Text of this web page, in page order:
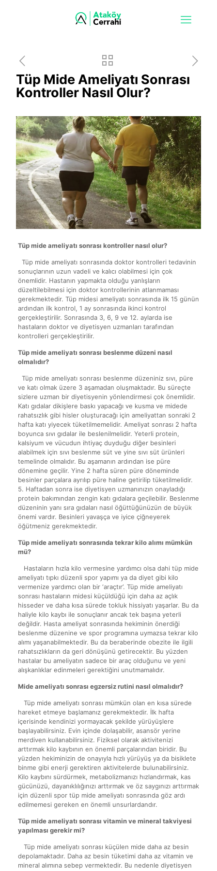
Tüp Mide Ameliyatı Sonrası
Kontroller Nasıl Olur?
Tüp mide ameliyatı sonrası kontroller nasıl olur?
Tüp mide ameliyatı sonrasında doktor kontrolleri tedavinin
sonuçlarının uzun vadeli ve kalıcı olabilmesi için çok
önemlidir. Hastanın yapmakta olduğu yanlışların
düzeltilebilmesi için doktor kontrollerinin atlanmaması
gerekmektedir. Tüp midesi ameliyatı sonrasında ilk 15 günün
ardından ilk kontrol, 1 ay sonrasında ikinci kontrol
gerçekleştirilir. Sonrasında 3, 6, 9 ve 12. aylarda ise
hastaların doktor ve diyetisyen uzmanları tarafından
kontrolleri gerçekleştirilir.
Tüp mide ameliyatı sonrası beslenme düzeni nasıl
olmalıdır?
Tüp mide ameliyatı sonrası beslenme düzeniniz sıvı, püre
ve katı olmak üzere 3 aşamadan oluşmaktadır. Bu süreçte
sizlere uzman bir diyetisyenin yönlendirmesi çok önemlidir.
Katı gıdalar dikişlere baskı yapacağı ve kusma ve midede
rahatsızlık gibi hisler oluşturacağı için ameliyattan sonraki 2
hafta katı yiyecek tüketilmemelidir. Ameliyat sonrası 2 hafta
boyunca sıvı gıdalar ile beslenilmelidir. Yeterli protein,
kalsiyum ve vücudun ihtiyaç duyduğu diğer besinleri
alabilmek için sıvı beslenme süt ve yine sıvı süt ürünleri
temelinde olmalıdır. Bu aşamanın ardından ise püre
dönemine geçilir. Yine 2 hafta süren püre döneminde
besinler parçalara ayrılıp püre haline getirilip tüketilmelidir.
5. Haftadan sonra ise diyetisyen uzmanınızın onayladığı
protein bakımından zengin katı gıdalara geçilebilir. Beslenme
düzeninin yanı sıra gıdaları nasıl öğüttüğünüzün de büyük
önemi vardır. Besinleri yavaşça ve iyice çiğneyerek
öğütmeniz gerekmektedir.
Tüp mide ameliyatı sonrasında tekrar kilo alımı mümkün
mü?
Hastaların hızla kilo vermesine yardımcı olsa dahi tüp mide
ameliyatı tıpkı düzenli spor yapımı ya da diyet gibi kilo
vermenize yardımcı olan bir ‘araçtır’. Tüp mide ameliyatı
sonrası hastaların midesi küçüldüğü için daha az açlık
hisseder ve daha kısa sürede tokluk hissiyatı yaşarlar. Bu da
haliyle kilo kaybı ile sonuçlanır ancak tek başına yeterli
değildir. Hasta ameliyat sonrasında hekiminin önerdiği
beslenme düzenine ve spor programına uymazsa tekrar kilo
alımı yaşanabilmektedir. Bu da beraberinde obezite ile ilgili
rahatsızlıkların da geri dönüşünü getirecektir. Bu yüzden
hastalar bu ameliyatın sadece bir araç olduğunu ve yeni
alışkanlıklar edinmeleri gerektiğini unutmamalıdır.
Mide ameliyatı sonrası egzersiz rutini nasıl olmalıdır?
Tüp mide ameliyatı sonrası mümkün olan en kısa sürede
hareket etmeye başlamanız gerekmektedir. İlk hafta
içerisinde kendinizi yormayacak şekilde yürüyüşlere
başlayabilirsiniz. Evin içinde dolaşabilir, asansör yerine
merdiven kullanabilirsiniz. Fiziksel olarak aktivitenizi
arttırmak kilo kaybının en önemli parçalarından biridir. Bu
yüzden hekiminizin de onayıyla hızlı yürüyüş ya da bisiklete
binme gibi enerji gerektiren aktivitelerde bulunabilirsiniz.
Kilo kaybını sürdürmek, metabolizmanızı hızlandırmak, kas
gücünüzü, dayanıklılığınızı arttırmak ve öz saygınızı arttırmak
için düzenli spor tüp mide ameliyatı sonrasında göz ardı
edilmemesi gereken en önemli unsurlardandır.
Tüp mide ameliyatı sonrası vitamin ve mineral takviyesi
yapılması gerekir mi?
Tüp mide ameliyatı sonrası küçülen mide daha az besin
depolamaktadır. Daha az besin tüketimi daha az vitamin ve
mineral alımına sebep vermektedir. Bu nedenle diyetisyen